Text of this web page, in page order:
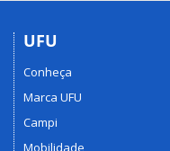
UFU
Conheça
Marca UFU
Campi
Mobilidade